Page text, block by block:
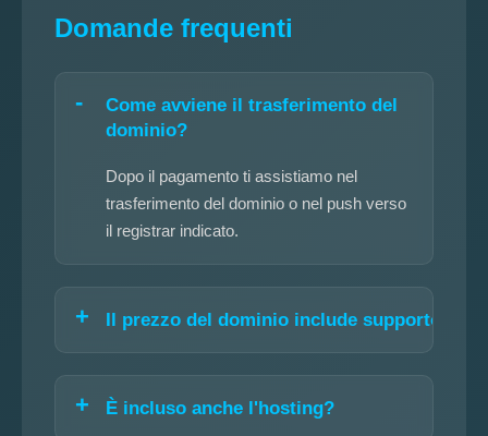
Domande frequenti
Come avviene il trasferimento del
dominio?
Dopo il pagamento ti assistiamo nel
trasferimento del dominio o nel push verso
il registrar indicato.
Il prezzo del dominio include supporto?
È incluso anche l'hosting?